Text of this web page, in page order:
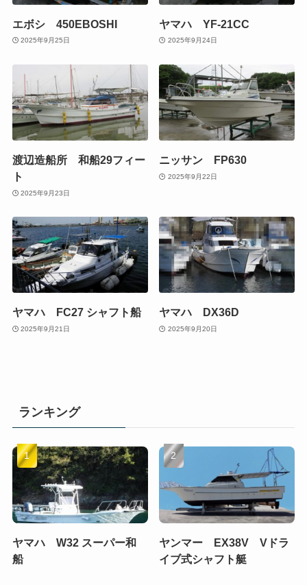
エボシ 450EBOSHI
2025年9月25日
ヤマハ YF-21CC
2025年9月24日
渡辺造船所 和船29フィー
ト
2025年9月23日
ニッサン FP630
2025年9月22日
ヤマハ FC27 シャフト船
2025年9月21日
ヤマハ DX36D
2025年9月20日
ランキング
ヤマハ W32 スーパー和
船
ヤンマー EX38V Vドラ
イブ式シャフト艇